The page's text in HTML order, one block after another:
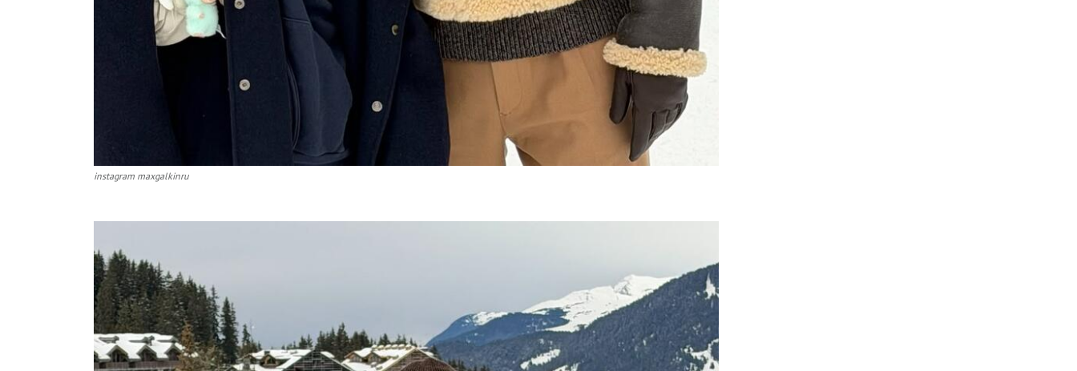
instagram maxgalkinru